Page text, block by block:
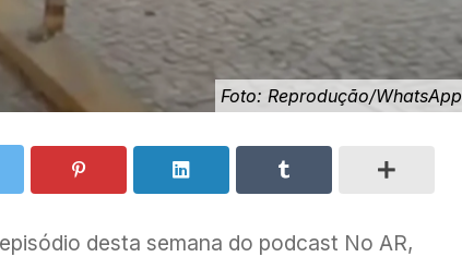
Foto: Reprodução/WhatsApp
desta semana do podcast No AR,